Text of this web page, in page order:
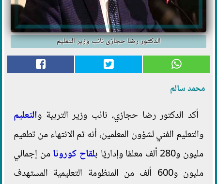
الدكتور رضا حجازى نائب وزير التعليم
محمد سالم
أكد الدكتور رضا حجازي، نائب وزير التربية والتعليم
والتعليم الفني لشؤون المعلمين، أنه تم الانتهاء من تطعيم
مليون و280 ألف معلمًا وإداريًا ب
لقاح كورونامن إجمالي
مليون و600 ألف من المنظومة التعليمية المستهدف